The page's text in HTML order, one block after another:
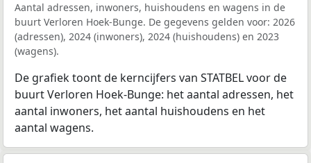
Aantal adressen, inwoners, huishoudens en wagens in de
buurt Verloren Hoek-Bunge. De gegevens gelden voor: 2026
(adressen), 2024 (inwoners), 2024 (huishoudens) en 2023
(wagens).
De grafiek toont de kerncijfers van STATBEL voor de
buurt Verloren Hoek-Bunge: het aantal adressen, het
aantal inwoners, het aantal huishoudens en het
aantal wagens.